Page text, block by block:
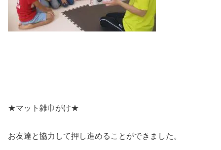
★マット雑巾がけ★
お友達と協力して押し進めることができました。